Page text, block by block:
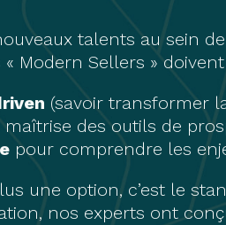
talents au sein
Modern Sellers »
(savoir transformer
maîtrise des outils de
pour comprendre les
une option, c’est le
nos experts ont